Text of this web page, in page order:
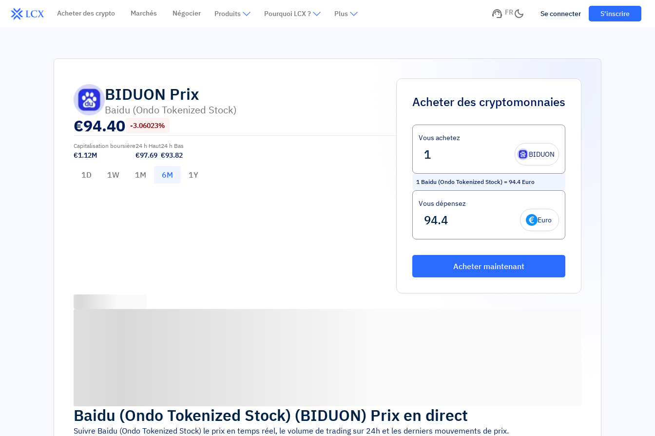
Acheter des crypto Marchés Négocier Produits Pourquoi LCX ? Plus FR Se connecter S'inscrire
BIDUON Prix
Baidu (Ondo Tokenized Stock)
€94.40 -3.06023%
Capitalisation boursière
€1.12M
24 h Haut
€97.69
24 h Bas
€93.82
1D 1W 1M 6M 1Y
Acheter des cryptomonnaies
Vous achetez
BIDUON
1 Baidu (Ondo Tokenized Stock) = 94.4 Euro
Vous dépensez
Euro
Acheter maintenant
Baidu (Ondo Tokenized Stock) (BIDUON) Prix en direct
Suivre Baidu (Ondo Tokenized Stock) le prix en temps réel, le volume de trading sur 24h et les derniers mouvements de prix.